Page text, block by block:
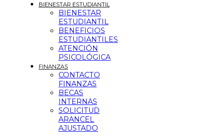
BIENESTAR ESTUDIANTIL
BIENESTAR
ESTUDIANTIL
BENEFICIOS
ESTUDIANTILES
ATENCIÓN
PSICOLÓGICA
FINANZAS
CONTACTO
FINANZAS
BECAS
INTERNAS
SOLICITUD
ARANCEL
AJUSTADO